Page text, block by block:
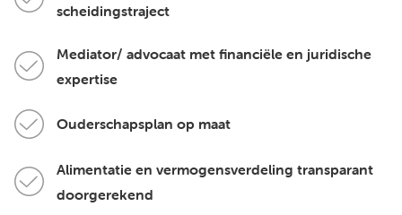
scheidingstraject
Mediator/ advocaat met financiële en juridische
expertise
Ouderschapsplan op maat
Alimentatie en vermogensverdeling transparant
doorgerekend